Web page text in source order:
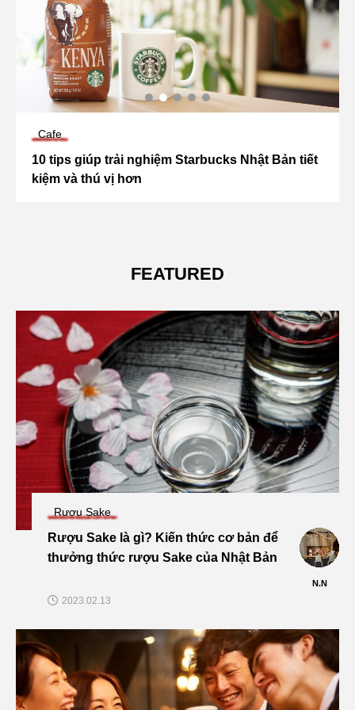
Cafe
10 tips giúp trải nghiệm Starbucks Nhật Bản tiết
kiệm và thú vị hơn
FEATURED
Rượu Sake
Rượu Sake là gì? Kiến thức cơ bản để
thưởng thức rượu Sake của Nhật Bản
N.N
2023.02.13
Chia sẻ